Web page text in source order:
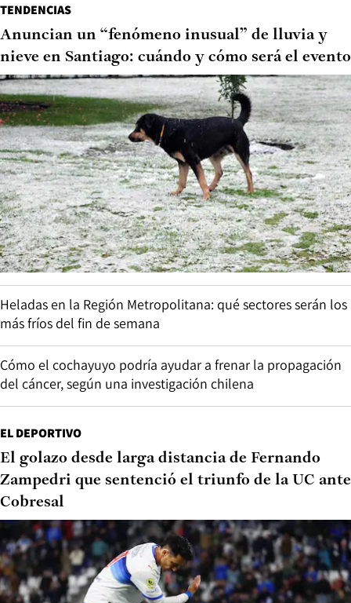
TENDENCIAS
Anuncian un “fenómeno inusual” de lluvia y
nieve en Santiago: cuándo y cómo será el evento
Heladas en la Región Metropolitana: qué sectores serán los
más fríos del fin de semana
Cómo el cochayuyo podría ayudar a frenar la propagación
del cáncer, según una investigación chilena
EL DEPORTIVO
El golazo desde larga distancia de Fernando
Zampedri que sentenció el triunfo de la UC ante
Cobresal